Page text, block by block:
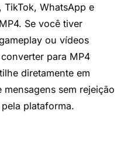
TikTok, WhatsApp e
Se você tiver
ou vídeos
para MP4
diretamente em
sem rejeição
plataforma.